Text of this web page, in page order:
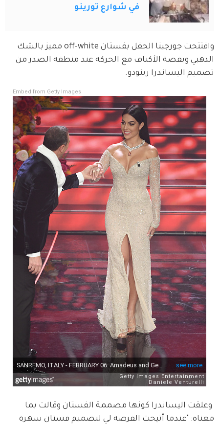
في شوارع تورينو
وافتتحت جورجينا الحفل بفستان off-white مميز بالشك
الذهبي وبقصة الأكتاف مع الحركة عند منطقة الصدر من
تصميم اليساندرا رينودو.
Embed from Getty Images
وعلقت اليساندرا كونها مصممة الفستان وقالت بما
معناه: "عندما أتيحت الفرصة لي لتصميم فستان سهرة